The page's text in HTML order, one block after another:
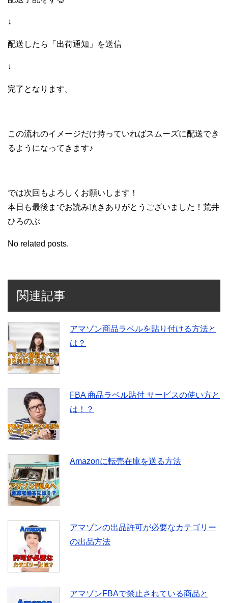
↓
配送したら「出荷通知」を送信
↓
完了となります。
この流れのイメージだけ持っていればスムーズに配送でき
るようになってきます♪
では次回もよろしくお願いします！
本日も最後までお読み頂きありがとうございました！荒井
ひろのぶ
No related posts.
関連記事
アマゾン商品ラベルを貼り付ける方法と
は？
FBA 商品ラベル貼付 サービスの使い方と
は！？
Amazonに転売在庫を送る方法
アマゾンの出品許可が必要なカテゴリー
の出品方法
アマゾンFBAで禁止されている商品と